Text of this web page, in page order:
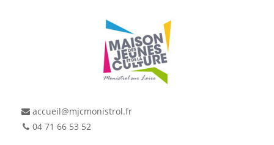
accueil@mjcmonistrol.fr
04 71 66 53 52